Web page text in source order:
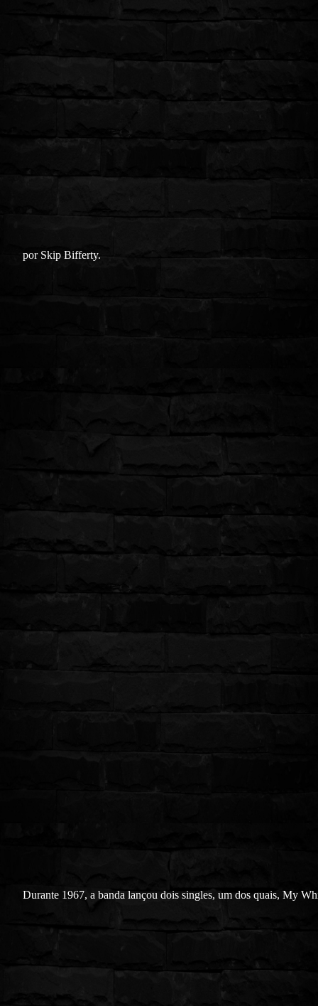
por Skip Bifferty.
Durante 1967, a banda lançou dois singles, um dos quais, My